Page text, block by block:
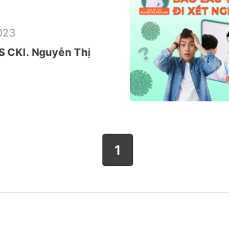
CKI. Nguyễn Thị
1